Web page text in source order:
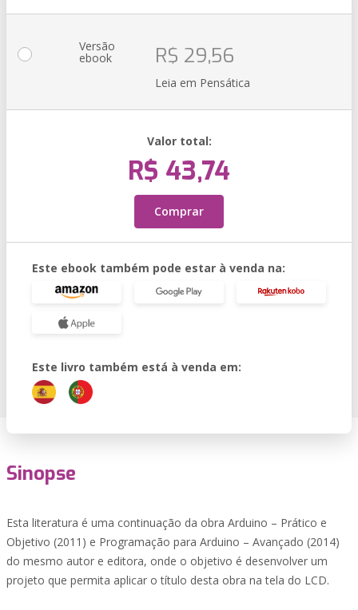
Versão
ebook R$ 29,56
Leia em Pensática
Valor total:
R$ 43,74
Comprar
Este ebook também pode estar à venda na:
Este livro também está à venda em:
Sinopse
Esta literatura é uma continuação da obra Arduino – Prático e
Objetivo (2011) e Programação para Arduino – Avançado (2014)
do mesmo autor e editora, onde o objetivo é desenvolver um
projeto que permita aplicar o título desta obra na tela do LCD.